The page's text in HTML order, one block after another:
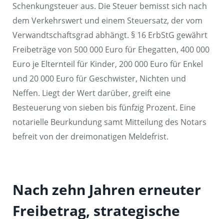
Schenkungsteuer aus. Die Steuer bemisst sich nach
dem Verkehrswert und einem Steuersatz, der vom
Verwandtschaftsgrad abhängt. § 16 ErbStG gewährt
Freibeträge von 500 000 Euro für Ehegatten, 400 000
Euro je Elternteil für Kinder, 200 000 Euro für Enkel
und 20 000 Euro für Geschwister, Nichten und
Neffen. Liegt der Wert darüber, greift eine
Besteuerung von sieben bis fünfzig Prozent. Eine
notarielle Beurkundung samt Mitteilung des Notars
befreit von der dreimonatigen Meldefrist.
Nach zehn Jahren erneuter
Freibetrag, strategische